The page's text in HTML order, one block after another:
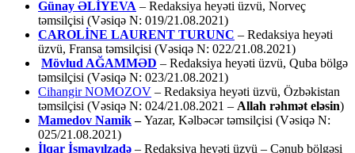
Günay ƏLİYEVA – Redaksiya heyəti üzvü, Norveç
təmsilçisi (Vəsiqə N: 019/21.08.2021)
CAROLİNE LAURENT TURUNC – Redaksiya heyəti
üzvü, Fransa təmsilçisi (Vəsiqə N: 022/21.08.2021)
Mövlud AĞAMMƏD – Redaksiya heyəti üzvü, Quba bölgə
təmsilçisi (Vəsiqə N: 023/21.08.2021)
Cihangir NOMOZOV – Redaksiya heyəti üzvü, Özbəkistan
təmsilçisi (Vəsiqə N: 024/21.08.2021 – Allah rəhmət eləsin)
Mamedov Namik–Yazar, Kəlbəcər təmsilçisi (Vəsiqə N:
025/21.08.2021)
İlqar İsmayılzadə – Redaksiya heyəti üzvü – Cənub bölgəsi